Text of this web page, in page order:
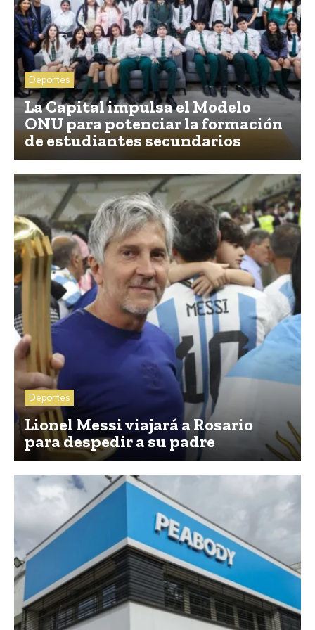
Deportes
La Capital impulsa el Modelo
ONU para potenciar la formación
de estudiantes secundarios
Deportes
Lionel Messi viajará a Rosario
para despedir a su padre